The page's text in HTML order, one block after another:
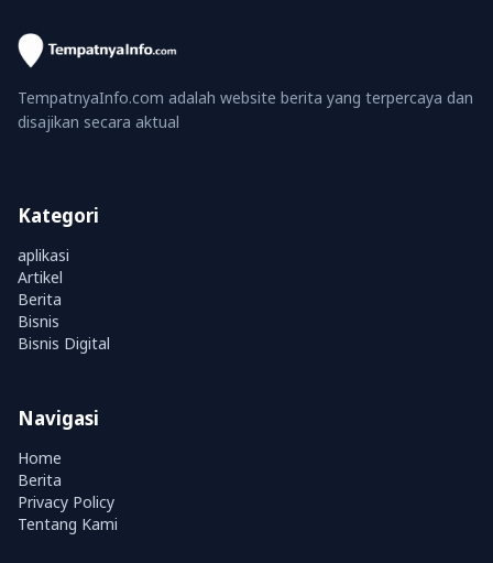
TempatnyaInfo.com adalah website berita yang terpercaya dan
disajikan secara aktual
Kategori
aplikasi
Artikel
Berita
Bisnis
Bisnis Digital
Navigasi
Home
Berita
Privacy Policy
Tentang Kami